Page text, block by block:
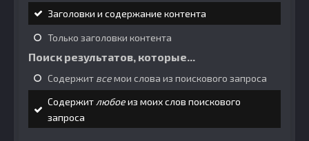
Заголовки и содержание контента
Только заголовки контента
Поиск результатов, которые...
Содержит всемои слова из поискового запроса
Содержитлюбоеиз моих слов поискового
запроса